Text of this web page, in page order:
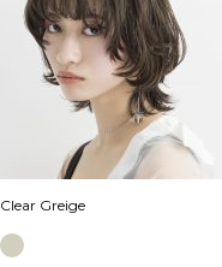
Clear Greige